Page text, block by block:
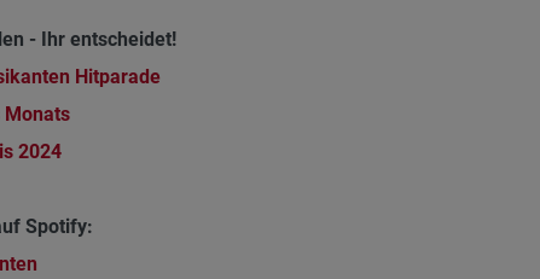
- Ihr entscheidet!
Hitparade
Monats
2024
Spotify: